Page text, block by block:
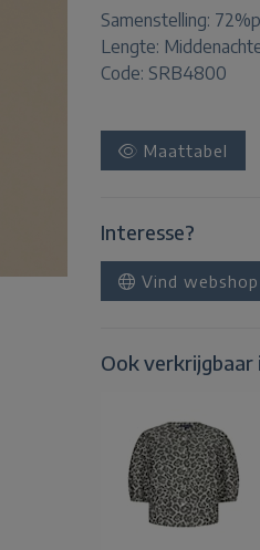
Samenstelling:
Lengte:
Code: SRB4800
Maattabel
Interesse?
Vind webshop
Ook verkrijgbaar